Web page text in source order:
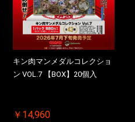
キン肉マンメダルコレクショ
ン VOL.7 【BOX】20個入
￥14,960